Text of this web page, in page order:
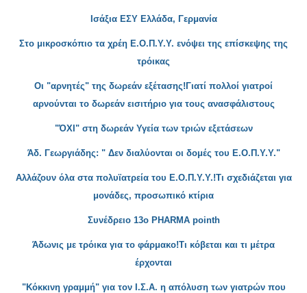
σάξια ΕΣΥ Ελλάδα, Γερμανία
Στο μικροσκόπιο τα χρέη Ε.Ο.Π.Υ.Υ. ενόψει της επίσκεψης της
τρόικας
Οι "αρνητές" της δωρεάν εξέτασης!Γιατί πολλοί γιατροί
αρνούνται το δωρεάν εισιτήριο για τους ανασφάλιστους
"ΌΧΙ" στη δωρεάν Υγεία των τριών εξετάσεων
Άδ. Γεωργιάδης: " Δεν διαλύονται οι δομές του Ε.Ο.Π.Υ.Υ."
Αλλάζουν όλα στα πολυϊατρεία του Ε.Ο.Π.Υ.Υ.!Τι σχεδιάζεται για
μονάδες, προσωπικό κτίρια
Συνέδρειο 13ο PHARMA pointh
Άδωνις με τρόικα για το φάρμακο!Τι κόβεται και τι μέτρα
έρχονται
"Κόκκινη γραμμή" για τον Ι.Σ.Α. η απόλυση των γιατρών που